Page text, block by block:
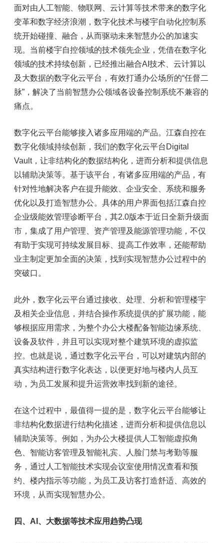
面对由人工智能、物联网、云计算等技术带来的数字化
变革和数字经济浪潮，数字化技术与楼宇自动化控制系
统开始碰撞、融合，从而驱动未来智慧办公的加速实
现。当前楼宇自控领域的技术领先企业，凭借在数字化
领域的技术持续创新，已经推出融合AI技术、云计算以
及大数据的数字化云平台，有效打通办公场所的“任督二
脉”，解决了当前智慧办公领域各设备控制系统不兼容的
痛点。
数字化云平台能够接入诸多应用端的产品。江森自控在
数字化领域持续创新，我们的数字化云平台Digital
Vault，让非结构化的数据结构化，进而分析和提供信息
以辅助决策等。基于该平台，有诸多应用端的产品，有
针对性地解决客户在提升能效、企业安全、系统和服务
优化以及打造智慧办公。具体的用户界面包括江森自控
企业级能效管理诊断平台，其2.0版本于近日全新升级面
市，集成了用户管理、资产管理及能源管理功能，不仅
有助于实现可持续发展目标、提高工作效率，还能帮助
业主制定更加全面的决策，找到实现智慧办公过程中的
突破口。
此外，数字化云平台通过接收、处理、分析和管理楼宇
及相关企业信息，并结合操作系统提供的扩展功能，能
够根据应用需求，为整个办公大楼配备智能边缘系统、
设备及软件，并且可以实现对整个建筑环境的虚拟监
控。也就是说，通过数字化云平台，可以对建筑内部的
真实结构进行数字化表达，以便更好地与楼内人员互
动，为员工发展和提升运营效率找到新的途径。
在这个过程中，最值得一提的是，数字化云平台能够让
非结构化数据进行结构化描述，进而分析和提供信息以
辅助决策等。例如，为办公大楼提供人工智能虚拟角
色、智能访客管理及智能礼宾、人脸门禁与考勤等服
务，通过人工智能技术实现会议室使用情况查看和预
约、楼内指示等功能，为员工及访客打造舒适、高效的
环境，从而实现智慧办公。
四、AI、大数据等技术应用趋势凸现